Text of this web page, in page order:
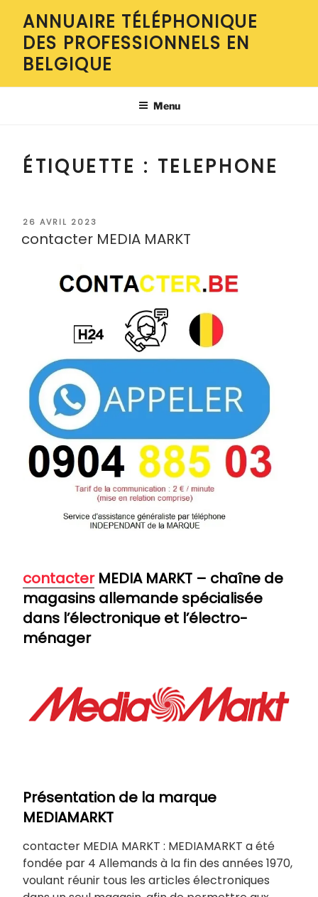
contenu
principal
ANNUAIRE TÉLÉPHONIQUE
DES PROFESSIONNELS EN
BELGIQUE
Menu
ÉTIQUETTE : TELEPHONE
PUBLIÉ
26 AVRIL 2023
contacter MEDIA MARKT
contacterMEDIA MARKT – chaîne de
magasins allemande spécialisée
dans l’électronique et l’électro-
ménager
Présentation de la marque
MEDIAMARKT
contacter MEDIA MARKT : MEDIAMARKT a été
fondée par 4 Allemands à la fin des années 1970,
voulant réunir tous les articles électroniques